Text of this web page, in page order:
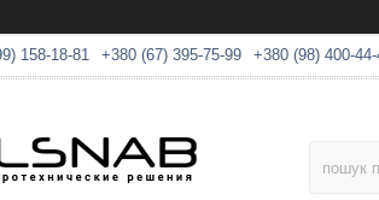
158-18-81 +380 (67) 395-75-99 +380 (98) 400-